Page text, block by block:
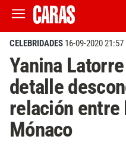
CELEBRIDADES 16-09-2020 21:57
Yanina
detalle
relación entre
Mónaco